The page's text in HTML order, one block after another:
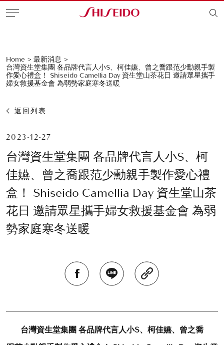
Home > 最新消息 >
台灣資生堂集團 各品牌代言人小S、柯佳嬿、曾之喬跟范少勳親手製
作愛心禮盒！ Shiseido Camellia Day 資生堂山茶花日 邀請眾星攜手
婦女救援基金會 為弱勢家庭寒冬送暖
返回列表
2023-12-27
台灣資生堂集團 各品牌代言人小S、柯
佳嬿、曾之喬跟范少勳親手製作愛心禮
盒！ Shiseido Camellia Day 資生堂山茶
花日 邀請眾星攜手婦女救援基金會 為弱
勢家庭寒冬送暖
台灣資生堂集團 各品牌代言人小S、柯佳嬿、曾之喬